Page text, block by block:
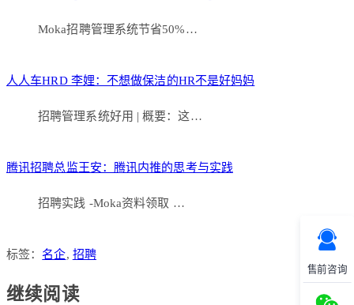
售前咨询
Moka招聘管理系统节省50%…
人人车HRD 李娌：不想做保洁的HR不是好妈妈
招聘管理系统好用 | 概要：这…
腾讯招聘总监王安：腾讯内推的思考与实践
招聘实践 -Moka资料领取 …
标签：名企, 招聘
继续阅读